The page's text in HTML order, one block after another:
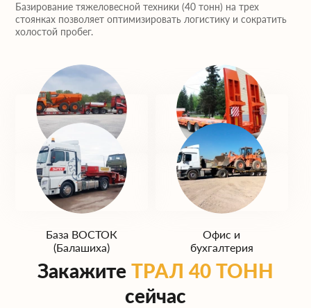
Базирование тяжеловесной техники (40 тонн) на трех
стоянках позволяет оптимизировать логистику и сократить
холостой пробег.
База ЮГ
(Домодедово)
База ЗАПАД
(Одинцово)
База ВОСТОК
(Балашиха)
Офис и
бухгалтерия
Закажите ТРАЛ 40 ТОНН
сейчас